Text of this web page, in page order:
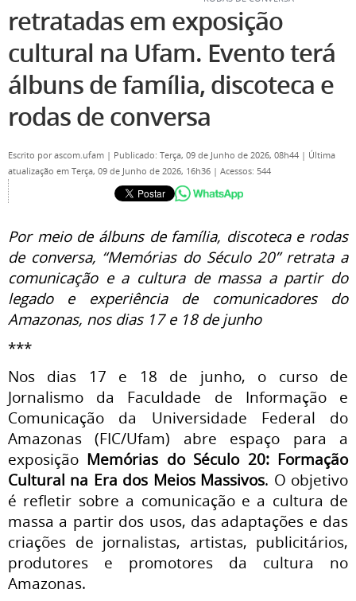
retratadas em exposição
cultural na Ufam. Evento terá
álbuns de família, discoteca e
rodas de conversa
Escrito porascom.ufam | Publicado: Terça, 09 de Junho de 2026, 08h44 | Última
atualização em Terça, 09 de Junho de 2026, 16h36 | Acessos: 544
Por meio de álbuns de família, discoteca e rodas
de conversa, “Memórias do Século 20” retrata a
comunicação e a cultura de massa a partir do
legado e experiência de comunicadores do
Amazonas, nos dias 17 e 18 de junho
***
Nos dias 17 e 18 de junho, o curso de
Jornalismo da Faculdade de Informação e
Comunicação da Universidade Federal do
Amazonas (FIC/Ufam) abre espaço para a
exposição Memórias do Século 20: Formação
Cultural na Era dos Meios Massivos. O objetivo
é refletir sobre a comunicação e a cultura de
massa a partir dos usos, das adaptações e das
criações de jornalistas, artistas, publicitários,
produtores e promotores da cultura no
Amazonas.